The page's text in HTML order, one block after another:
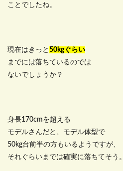
ことでしたね。
現在はきっと 50kgぐらい
までには落ちているのでは
ないでしょうか？
身長170cmを超える
モデルさんだと、モデル体型で
50kg台前半の方もいるようですが、
それぐらいまでは確実に落ちてそう。